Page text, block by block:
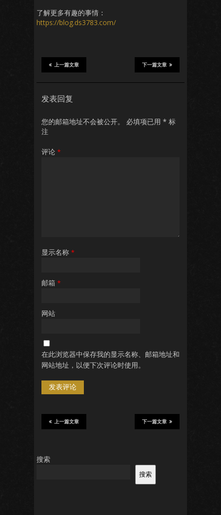
了解更多有趣的事情：
https://blog.ds3783.com/
下一篇文章
上一篇文章
发表回复
您的邮箱地址不会被公开。 必填项已用 * 标
注
评论 *
显示名称 *
邮箱 *
网站
在此浏览器中保存我的显示名称、邮箱地址和
网站地址，以便下次评论时使用。
下一篇文章
上一篇文章
搜索
搜索